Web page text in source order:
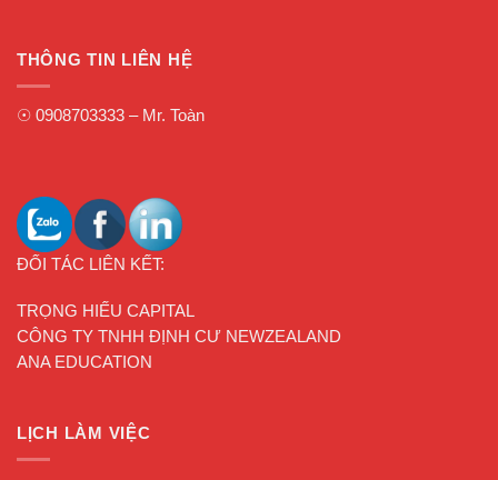
THÔNG TIN LIÊN HỆ
☉ 0908703333 – Mr. Toàn
ĐỐI TÁC LIÊN KẾT:
TRỌNG HIẾU CAPITAL
CÔNG TY TNHH ĐỊNH CƯ NEWZEALAND
ANA EDUCATION
LỊCH LÀM VIỆC